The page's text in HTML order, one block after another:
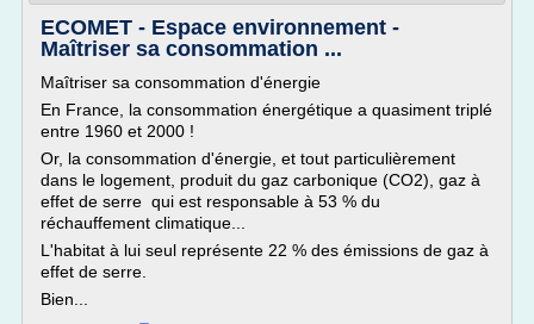
ECOMET - Espace environnement -
Maîtriser sa consommation ...
Maîtriser sa consommation d'énergie
En France, la consommation énergétique a quasiment triplé
entre 1960 et 2000 !
Or, la consommation d'énergie, et tout particulièrement
dans le logement, produit du gaz carbonique (CO2), gaz à
effet de serre qui est responsable à 53 % du
réchauffement climatique...
L'habitat à lui seul représente 22 % des émissions de gaz à
effet de serre.
Bien...